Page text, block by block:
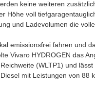
keine weiteren
Höhe voll
und Ladevolumen die
emissionsfrei fahren und
Vivaro HYDROGEN das
(WLTP1) und
mit Leistungen von 88